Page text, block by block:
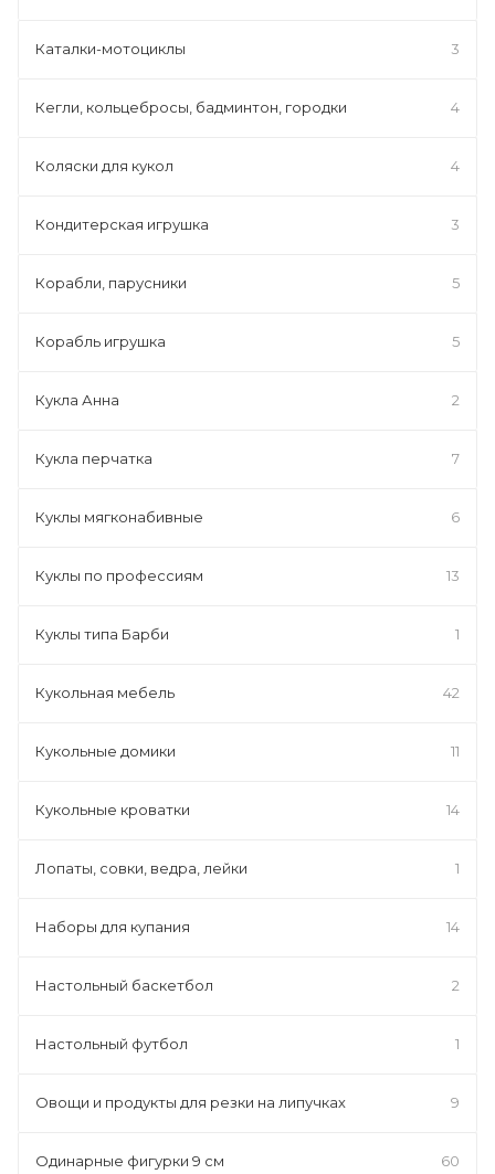
Каталки-мотоциклы 3
Кегли, кольцебросы, бадминтон, городки 4
Коляски для кукол 4
Кондитерская игрушка 3
Корабли, парусники 5
Корабль игрушка 5
Кукла Анна 2
Кукла перчатка 7
Куклы мягконабивные 6
Куклы по профессиям 13
Куклы типа Барби 1
Кукольная мебель 42
Кукольные домики 11
Кукольные кроватки 14
Лопаты, совки, ведра, лейки 1
Наборы для купания 14
Настольный баскетбол 2
Настольный футбол 1
Овощи и продукты для резки на липучках 9
Одинарные фигурки 9 см 60